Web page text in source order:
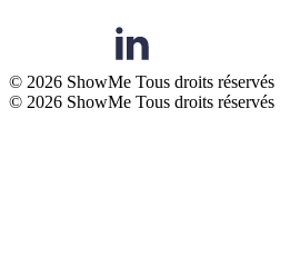
© 2026 ShowMe Tous droits réservés
© 2026 ShowMe Tous droits réservés